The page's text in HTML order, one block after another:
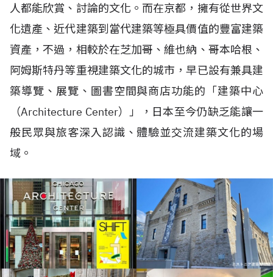
人都能欣賞、討論的文化。而在京都，擁有從世界文
化遺產、近代建築到當代建築等極具價值的豐富建築
資產，不過，相較於在芝加哥、維也納、哥本哈根、
阿姆斯特丹等重視建築文化的城市，早已設有兼具建
築導覽、展覽、圖書空間與商店功能的「建築中心
（Architecture Center）」，日本至今仍缺乏能讓一
般民眾與旅客深入認識、體驗並交流建築文化的場
域。